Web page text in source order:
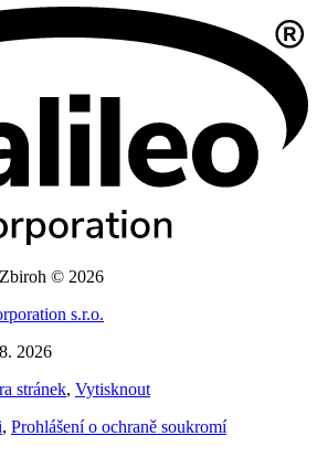
© 2026
s.r.o.
2026
stránek, Vytisknout
, Prohlášení o ochraně soukromí